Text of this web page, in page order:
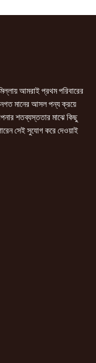
আমরাই প্রথম পরিবারের
মানের আসল পন্য ক্রয়ে
শতব্যস্ততার মাঝে কিছু
সেই সুযোগ করে দেওয়াই